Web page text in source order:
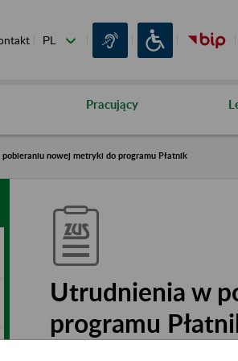
Pracujący
nowej metryki do programu Płatnik
Utrudnienia w
programu